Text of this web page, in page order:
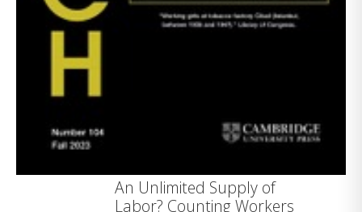
An Unlimited Supply of
Labor? Counting Workers